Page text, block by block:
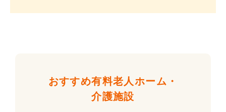
おすすめ有料老人ホーム・
介護施設